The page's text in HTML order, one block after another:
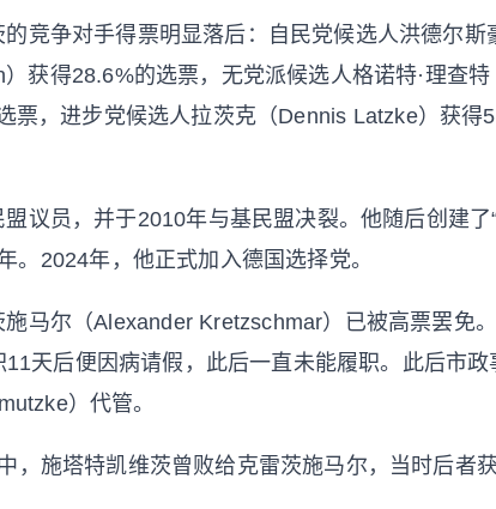
竞争对手得票明显落后：自民党候选人洪德尔斯
获得28.6%的选票，无党派候选人格诺特·理查
票，进步党候选人拉茨克（Dennis Latzke）获得
议员，并于2010年与基民盟决裂。他随后创建了“
。2024年，他正式加入德国选择党。
施马尔（Alexander Kretzschmar）已被高票罢免
11天后便因病请假，此后一直未能履职。此后市政
）代管。
，施塔特凯维茨曾败给克雷茨施马尔，当时后者